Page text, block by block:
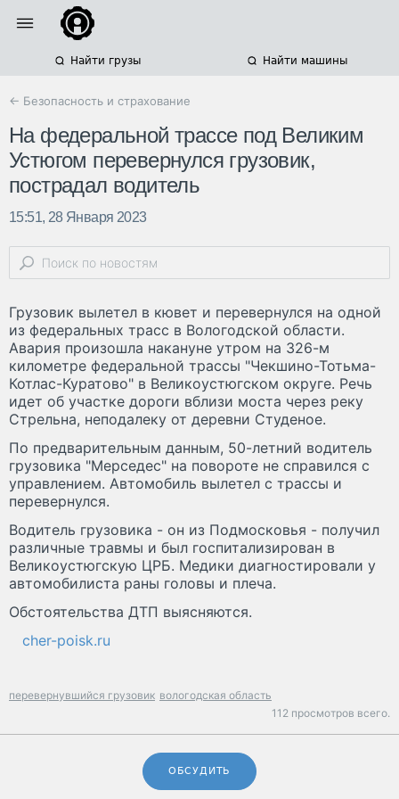
Найти грузы Найти машины
← Безопасность и страхование
На федеральной трассе под Великим
Устюгом перевернулся грузовик,
пострадал водитель
15:51, 28 Января 2023
Грузовик вылетел в кювет и перевернулся на одной
из федеральных трасс в Вологодской области.
Авария произошла накануне утром на 326-м
километре федеральной трассы "Чекшино-Тотьма-
Котлас-Куратово" в Великоустюгском округе. Речь
идет об участке дороги вблизи моста через реку
Стрельна, неподалеку от деревни Студеное.
По предварительным данным, 50-летний водитель
грузовика "Мерседес" на повороте не справился с
управлением. Автомобиль вылетел с трассы и
перевернулся.
Водитель грузовика - он из Подмосковья - получил
различные травмы и был госпитализирован в
Великоустюгскую ЦРБ. Медики диагностировали у
автомобилиста раны головы и плеча.
Обстоятельства ДТП выясняются.
cher-poisk.ru
перевернувшийся грузовик вологодская область
112 просмотров всего.
ОБСУДИТЬ